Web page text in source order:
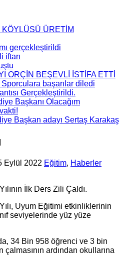
ÜRETİM
gerçekleştirildi
iftarı
ORÇİN BEŞEVLİ İSTİFA ETTİ
başarılar diledi
Gerçekleştirildi.
Başkanı Olacağım
Başkan adayı Sertaş Karakaş
Eylül 2022 Eğitim, Haberler
İlk Ders Zili Çaldı.
Uyum Eğitimi etkinliklerinin
seviyelerinde yüz yüze
34 Bin 958 öğrenci ve 3 bin
ardından okullarına